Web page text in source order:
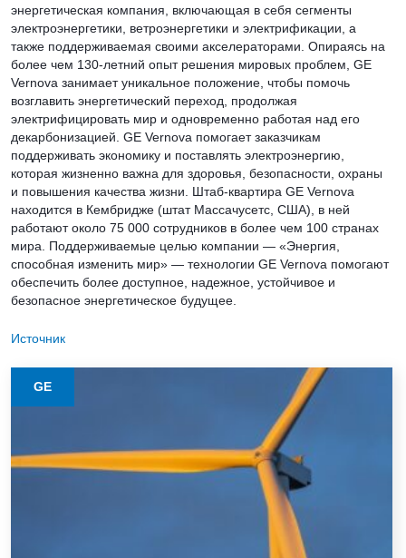
энергетическая компания, включающая в себя сегменты
электроэнергетики, ветроэнергетики и электрификации, а
также поддерживаемая своими акселераторами. Опираясь на
более чем 130-летний опыт решения мировых проблем, GE
Vernova занимает уникальное положение, чтобы помочь
возглавить энергетический переход, продолжая
электрифицировать мир и одновременно работая над его
декарбонизацией. GE Vernova помогает заказчикам
поддерживать экономику и поставлять электроэнергию,
которая жизненно важна для здоровья, безопасности, охраны
и повышения качества жизни. Штаб-квартира GE Vernova
находится в Кембридже (штат Массачусетс, США), в ней
работают около 75 000 сотрудников в более чем 100 странах
мира. Поддерживаемые целью компании — «Энергия,
способная изменить мир» — технологии GE Vernova помогают
обеспечить более доступное, надежное, устойчивое и
безопасное энергетическое будущее.
Источник
GE